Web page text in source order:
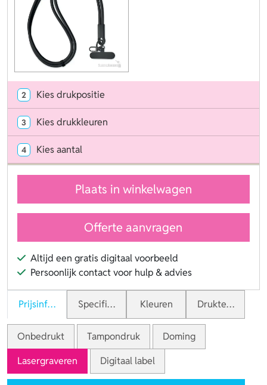
2 Kies drukpositie
3 Kies drukkleuren
4 Kies aantal
Plaats in winkelwagen
Offerte aanvragen
Altijd een gratis digitaal voorbeeld
Persoonlijk contact voor hulp & advies
PrijsinformatieSpecificaties Kleuren Druktechnieken
Onbedrukt Tampondruk
Doming
Lasergraveren
Digitaal label